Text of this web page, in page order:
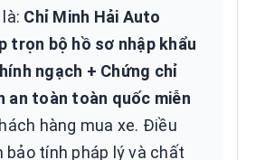
Chỉ Minh Hải Auto
trọn bộ hồ sơ nhập khẩu
ngạch + Chứng chỉ
an toàn toàn quốc miễn
hàng mua xe. Điều
bảo tính pháp lý và chất